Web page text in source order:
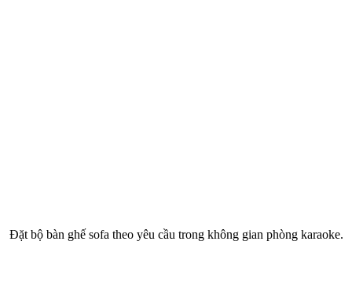
Đặt bộ bàn ghế sofa theo yêu cầu trong không gian phòng karaoke.